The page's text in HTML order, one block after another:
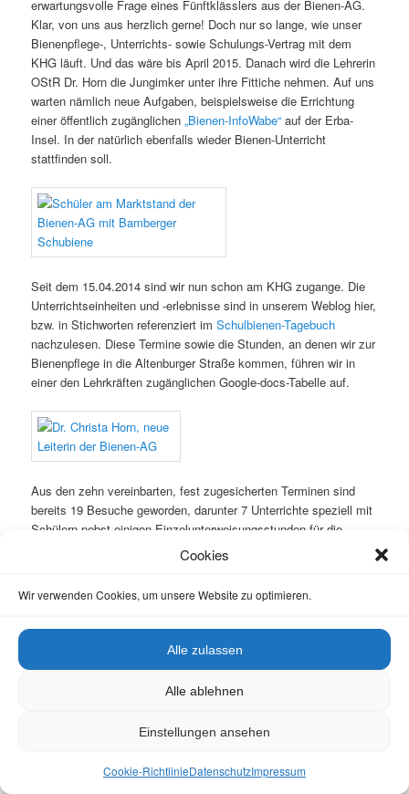
Cookies
Wir verwenden Cookies, um unsere Website zu optimieren.
Alle zulassen
Alle ablehnen
Einstellungen ansehen
Cookie-RichtlinieDatenschutzImpressum
erwartungsvolle Frage eines Fünftklässlers aus der Bienen-AG.
Klar, von uns aus herzlich gerne! Doch nur so lange, wie unser
Bienenpflege-, Unterrichts- sowie Schulungs-Vertrag mit dem
KHG läuft. Und das wäre bis April 2015. Danach wird die Lehrerin
OStR Dr. Horn die Jungimker unter ihre Fittiche nehmen. Auf uns
warten nämlich neue Aufgaben, beispielsweise die Errichtung
einer öffentlich zugänglichen„Bienen-InfoWabe“ auf der Erba-
Insel. In der natürlich ebenfalls wieder Bienen-Unterricht
stattfinden soll.
Seit dem 15.04.2014 sind wir nun schon am KHG zugange. Die
Unterrichtseinheiten und -erlebnisse sind in unserem Weblog hier,
bzw. in Stichworten referenziert imSchulbienen-Tagebuch
nachzulesen. Diese Termine sowie die Stunden, an denen wir zur
Bienenpflege in die Altenburger Straße kommen, führen wir in
einer den Lehrkräften zugänglichen Google-docs-Tabelle auf.
Aus den zehn vereinbarten, fest zugesicherten Terminen sind
bereits 19 Besuche geworden, darunter 7 Unterrichte speziell mit
Schülern nebst einigen Einzelunterweisungsstunden für die
Dr. Christa Horn.
Damit ist der Vertrag bereits jetzt schon als „erfüllt“ zu
zwei Bienenpaten haben, die mit ihrem
unterstützen, so dass wir auch weiterhin freie Tage von unserem
heranzuziehen.